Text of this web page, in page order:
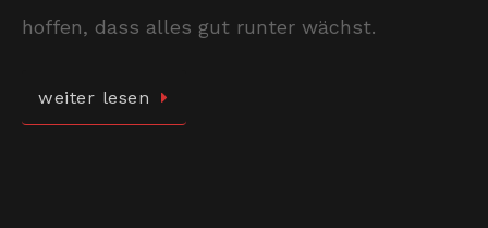
hoffen, dass alles gut runter wächst.
weiter lesen